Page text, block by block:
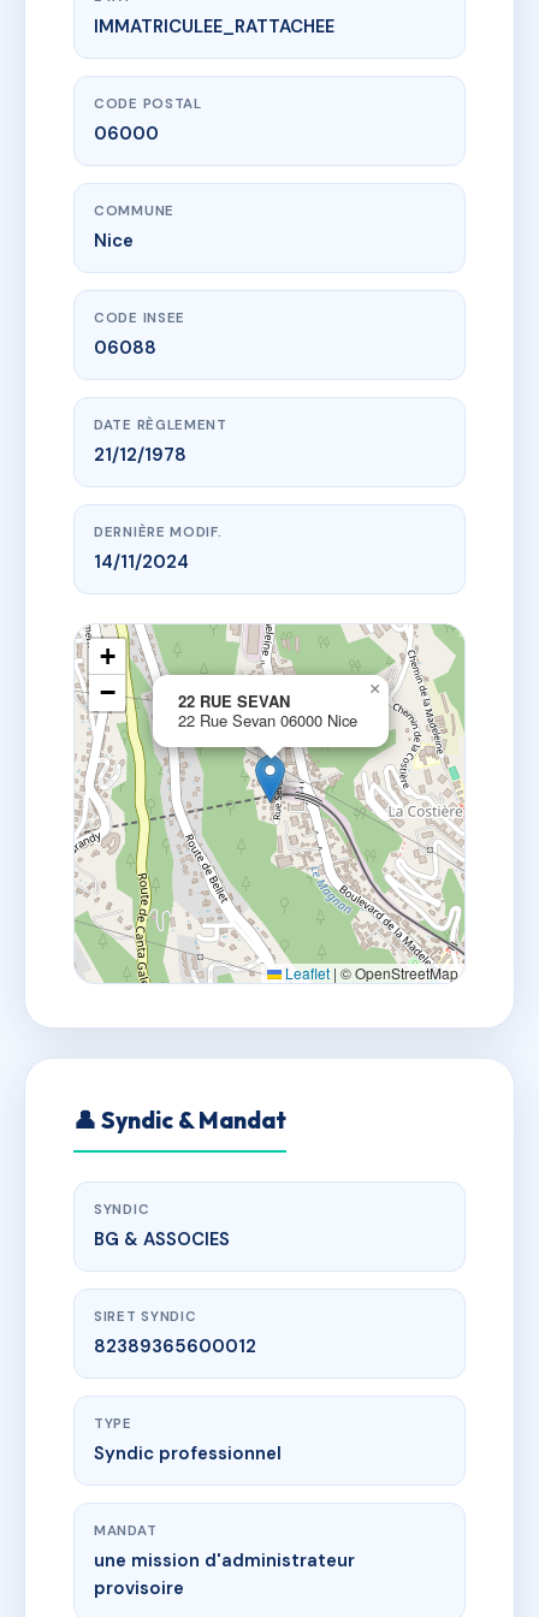
www.vme.plus/AI7517014
22 RUE SEVAN
22 Rue Sevan
IMMATRICULEE_RATTACHEE
CODE POSTAL
06000
COMMUNE
Nice
CODE INSEE
06088
DATE RÈGLEMENT
21/12/1978
DERNIÈRE MODIF.
14/11/2024
22 RUE SEVAN
22 Rue Sevan 06000 Nice
×
+
−
Leaflet | © OpenStreetMap
👤 Syndic & Mandat
SYNDIC
BG & ASSOCIES
SIRET SYNDIC
82389365600012
TYPE
Syndic professionnel
MANDAT
une mission d'administrateur
provisoire